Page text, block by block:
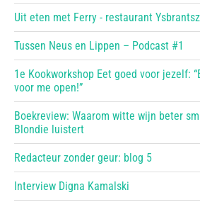
Uit eten met Ferry - restaurant Ysbrantsz
Tussen Neus en Lippen – Podcast #1
1e Kookworkshop Eet goed voor jezelf:
voor me open!”
Boekreview: Waarom witte wijn beter
Blondie luistert
Redacteur zonder geur: blog 5
Interview Digna Kamalski